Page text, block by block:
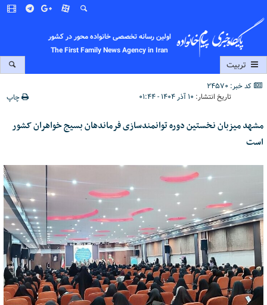
اولین رسانه تخصصی خانواده محور در کشور
The First Family News Agency in Iran
تربیت
کد خبر: 24570
تاریخ انتشار: ۱۰ آذر ۱۴۰۴ - ۰۱:۴۴ چاپ
مشهد میزبان نخستین دوره توانمندسازی فرماندهان بسیج خواهران کشور
است